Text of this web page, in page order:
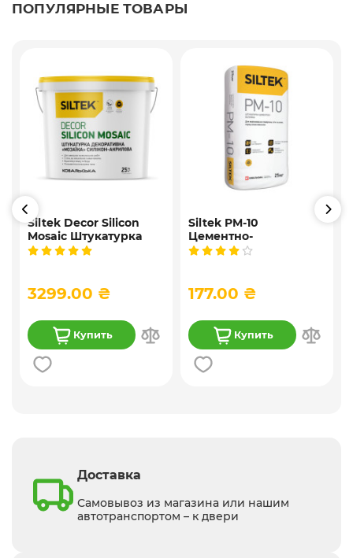
ПОПУЛЯРНЫЕ ТОВАРЫ
Siltek Decor Silicon
Mosaic Штукатурка
мозаичная
3299.00 ₴
Купить
Siltek PM-10
Цементно-
известковая
177.00 ₴
Купить
Доставка
Самовывоз из магазина или нашим
автотранспортом – к двери